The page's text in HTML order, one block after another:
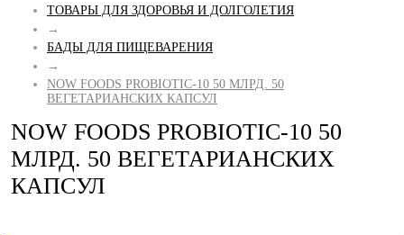
ТОВАРЫ ДЛЯ ЗДОРОВЬЯ И ДОЛГОЛЕТИЯ
→
БАДЫ ДЛЯ ПИЩЕВАРЕНИЯ
→
NOW FOODS PROBIOTIC-10 50 МЛРД. 50
ВЕГЕТАРИАНСКИХ КАПСУЛ
NOW FOODS PROBIOTIC-10 50
МЛРД. 50 ВЕГЕТАРИАНСКИХ
КАПСУЛ